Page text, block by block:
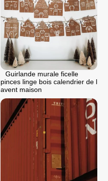
Guirlande murale ficelle
pinces linge bois calendrier de l
avent maison